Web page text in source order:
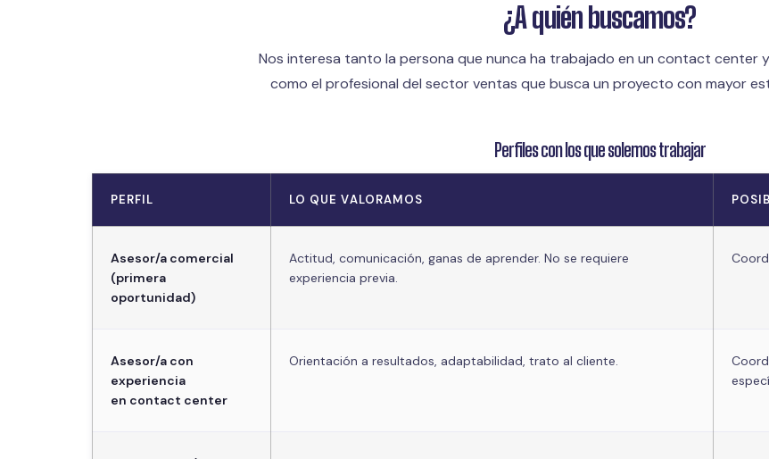
¿A quién buscamos?
Nos interesa tanto la persona que nunca ha trabajado en un contact center
como el profesional del sector ventas que busca un proyecto con mayor
Perfiles con los que solemos trabajar
PERFIL LO QUE VALORAMOS
Asesor/a comercial
(primera
oportunidad)
Actitud, comunicación, ganas de aprender. No se requiere
experiencia previa.
Asesor/a con
experiencia
en contact center
Orientación a resultados, adaptabilidad, trato al cliente.